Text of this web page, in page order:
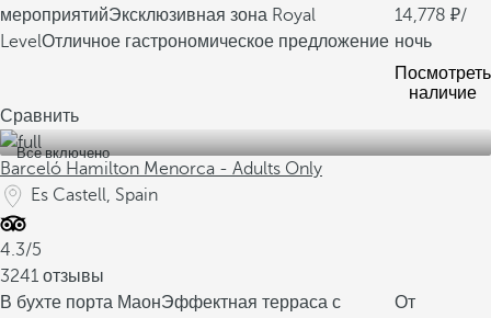
мероприятийЭксклюзивная зона Royal
LevelОтличное гастрономическое предложение
14,778
/
ночь
Посмотреть
наличие
Сравнить
Все включено
Barceló Hamilton Menorca - Adults Only
Es Castell, Spain
4.3/5
3241 отзывы
В бухте порта МаонЭффектная терраса с
От